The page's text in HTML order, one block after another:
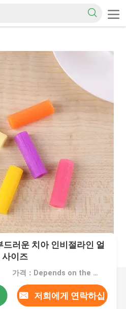
러운 치아 인비절라인 얼
사이즈
가격：Depends on the order quantity
저희에게 연락하십